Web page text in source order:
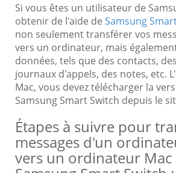
Si vous êtes un utilisateur de
obtenir de l'aide de Samsung
non seulement transférer vos
vers un ordinateur, mais
données, tels que des contacts,
journaux d'appels, des notes, etc.
Mac, vous devez télécharger la
Samsung Smart Switch depuis le
Étapes à suivre pour
messages d'un
vers un ordinateur Mac